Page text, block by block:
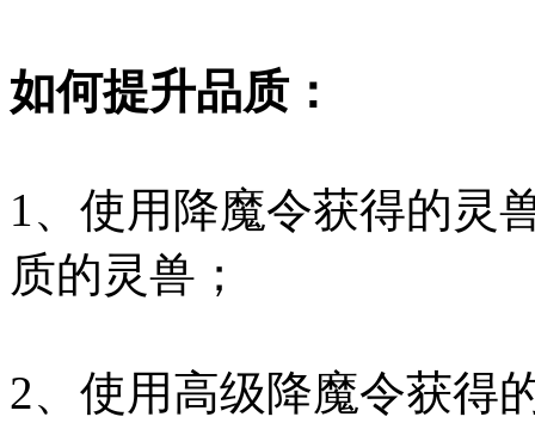
如何提升品质：
1、使用降魔令获得的灵
质的灵兽；
2、使用高级降魔令获得